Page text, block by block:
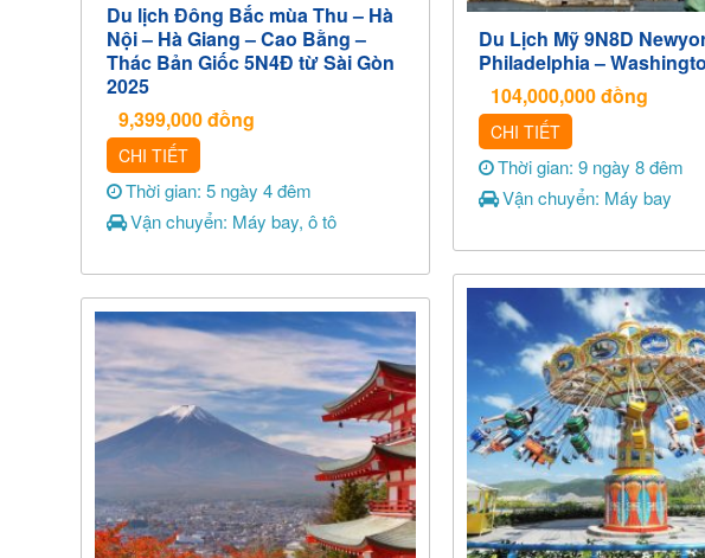
Du lịch Đông Bắc mùa Thu – Hà
Nội – Hà Giang – Cao Bằng –
Thác Bản Giốc 5N4Đ từ Sài Gòn
2025
9,399,000đồng
CHI TIẾT
Thời gian: 5 ngày 4 đêm
Vận chuyển: Máy bay, ô tô
Du Lịch Mỹ 9N8D
Philadelphia –
104,000,000đồng
CHI TIẾT
Thời gian: 9 ngày 8 đêm
Vận chuyển: Máy bay